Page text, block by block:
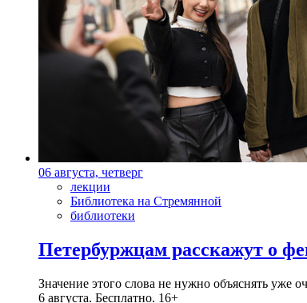
06 августа, четверг
лекции
Библиотека на Стремянной
библиотеки
Петербуржцам расскажут о
Значение этого слова не нужно объяснять
6 августа. Бесплатно. 16+